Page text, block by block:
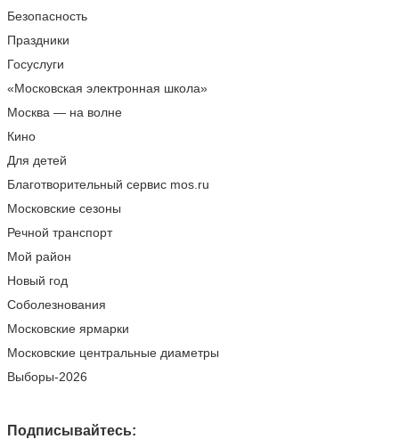
Безопасность
Праздники
Госуслуги
«Московская электронная школа»
Москва — на волне
Кино
Для детей
Благотворительный сервис mos.ru
Московские сезоны
Речной транспорт
Мой район
Новый год
Соболезнования
Московские ярмарки
Московские центральные диаметры
Выборы-2026
Подписывайтесь: